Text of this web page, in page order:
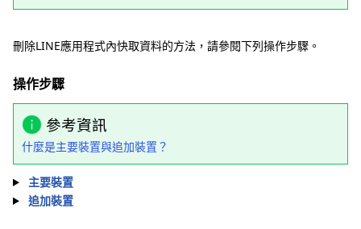
刪除LINE應用程式內快取資料的方法，請參閱下列操作步驟。
操作步驟
參考資訊
什麼是主要裝置與追加裝置？
主要裝置
追加裝置